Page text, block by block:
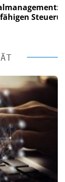
Von
Steuerung